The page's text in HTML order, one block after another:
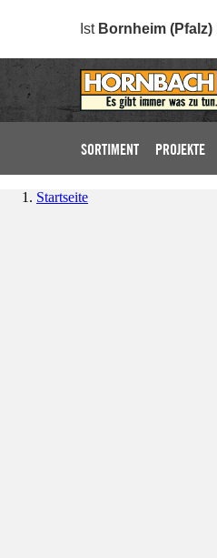
Ist Bornheim (Pfalz)
SORTIMENT PROJEKTE
Startseite